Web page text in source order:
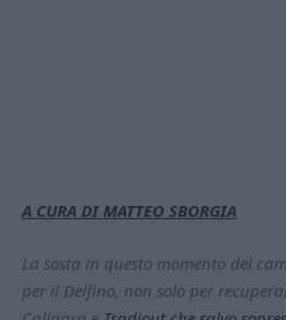
A CURA DI MATTEO SBORGIA
La sosta in questo momento del
per il Delfino, non solo per